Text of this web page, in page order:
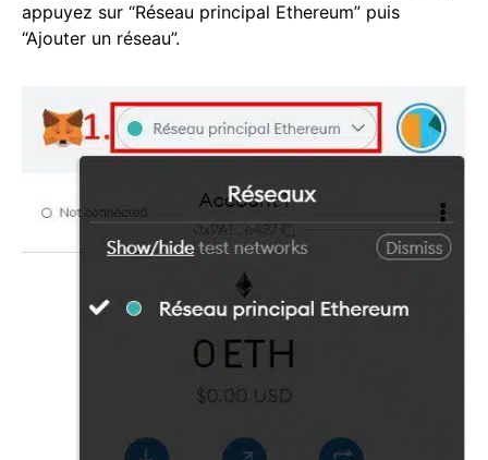
appuyez sur “Réseau principal Ethereum” puis
“Ajouter un réseau”.